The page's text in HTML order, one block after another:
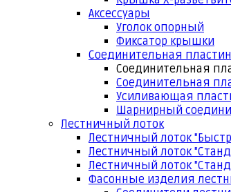
Аксессуары
Уголок опорный
Фиксатор крышки
Соединительная
Соединительная
Соединительная
Усиливающая
Шарнирный
Лестничный лоток
Лестничный лоток
Лестничный лоток
Лестничный лоток
Фасонные изделия